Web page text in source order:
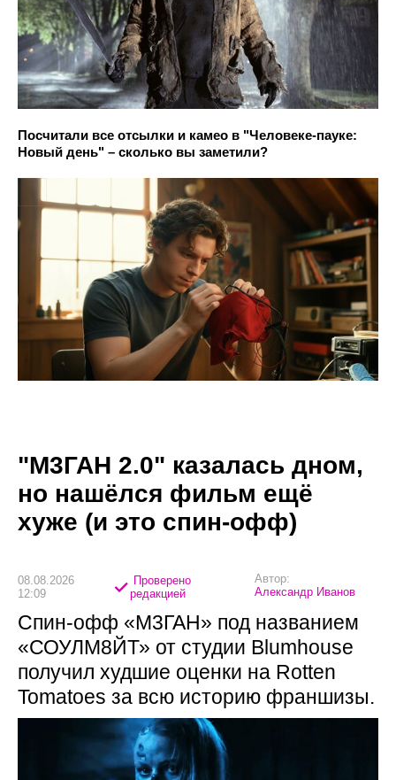
Посчитали все отсылки и камео в "Человеке-пауке:
Новый день" – сколько вы заметили?
"М3ГАН 2.0" казалась дном,
но нашёлся фильм ещё
хуже (и это спин-офф)
08.08.2026
12:09
Проверено
редакцией
Автор:
Александр Иванов
Спин-офф «М3ГАН» под названием
«СОУЛМ8ЙТ» от студии Blumhouse
получил худшие оценки на Rotten
Tomatoes за всю историю франшизы.